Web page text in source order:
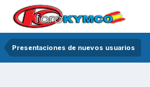
Presentaciones de nuevos usuarios